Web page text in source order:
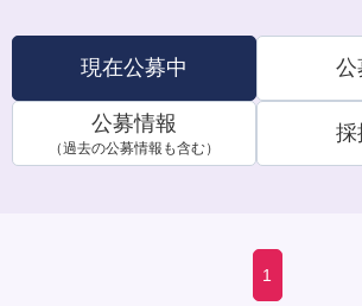
現在公募中 公
公募情報
（過去の公募情報も含む）
採
1